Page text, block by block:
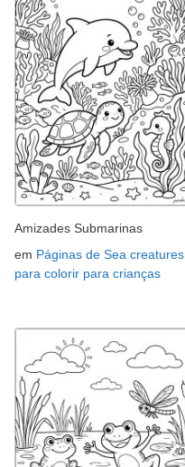
Amizades Submarinas
em Páginas de Sea creatures
para colorir para crianças